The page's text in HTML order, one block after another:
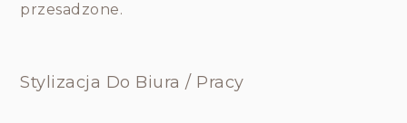
przesadzone.
Stylizacja Do Biura / Pracy